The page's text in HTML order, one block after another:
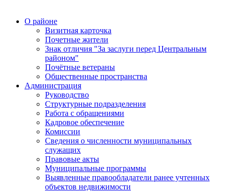
О районе
Визитная карточка
Почетные жители
Знак отличия "За заслуги перед Центральным
районом"
Почётные ветераны
Общественные пространства
Администрация
Руководство
Структурные подразделения
Работа с обращениями
Кадровое обеспечение
Комиссии
Сведения о численности муниципальных
служащих
Правовые акты
Муниципальные программы
Выявленные правообладатели ранее учтенных
объектов недвижимости